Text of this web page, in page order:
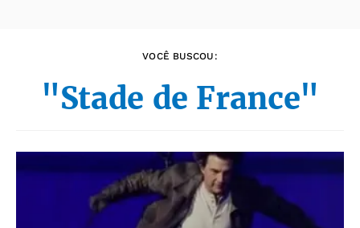
VOCÊ BUSCOU:
"Stade de France"